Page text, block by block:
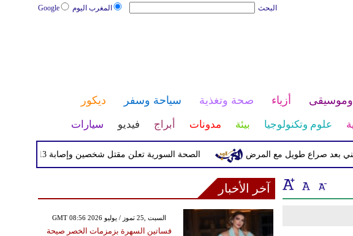
المغرب اليوم Google البحث
أزياء صحة وتغذية سياحة وسفر ديكور
علوم وتكنولوجيا بيئة مدونات أبراج فيديو سيارات
الصحة السورية تعلن مقتل شخصين وإصابة 13 بانفجار مركبة قرب دمشق بعد صراع طويل مع المرض
آخر الأخبار
GMT 08:56 2026 السبت ,25 تموز / يوليو
فساتين السهرة بزمزمات الخصر صيحة